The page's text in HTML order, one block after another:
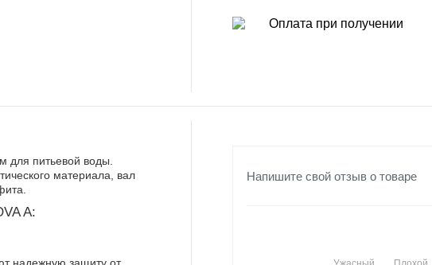
Оплата при получении
для питьевой воды.
материала, вал
A:
Напишите свой отзыв о товаре